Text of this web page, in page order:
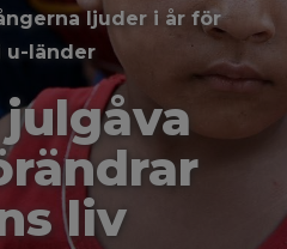
ljuder i år för
u-länder
liv